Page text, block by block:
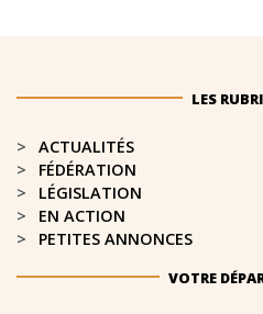
LES
ACTUALITÉS
FÉDÉRATION
LÉGISLATION
EN ACTION
PETITES ANNONCES
VOTRE